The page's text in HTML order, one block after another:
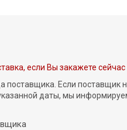
если Вы закажете сейчас
поставщика. Если поставщик
даты, мы